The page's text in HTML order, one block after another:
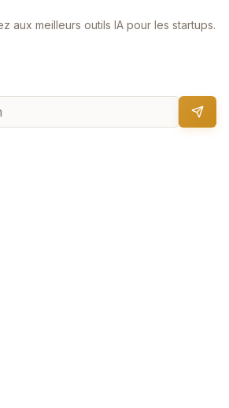
aux meilleurs outils IA pour les startups.